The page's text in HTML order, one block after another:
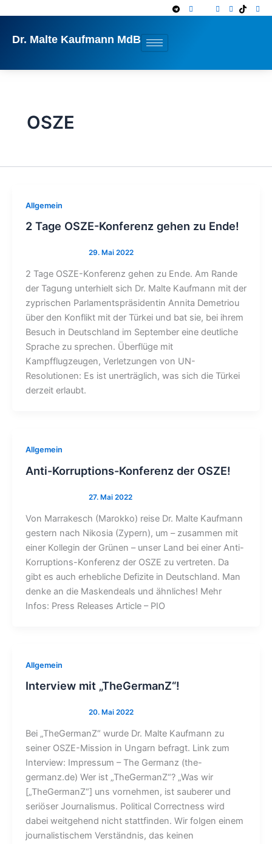
springen
Dr. Malte Kaufmann MdB
OSZE
Allgemein
2 Tage OSZE-Konferenz gehen zu Ende!
2 Tage OSZE-Konferenz gehen zu Ende. Am Rande
der Tagung unterhielt sich Dr. Malte Kaufmann mit der
zyprischen Parlamentspräsidentin Annita Demetriou
über den Konflikt mit der Türkei und bat sie, bei ihrem
Besuch in Deutschland im September eine deutliche
Sprache zu sprechen. Überflüge mit
Kampfflugzeugen, Verletzungen von UN-
Resolutionen: Es ist unerträglich, was sich die Türkei
derzeit erlaubt.
Allgemein
Anti-Korruptions-Konferenz der OSZE!
Von Marrakesch (Marokko) reise Dr. Malte Kaufmann
gestern nach Nikosia (Zypern), um – zusammen mit
einer Kollegin der Grünen – unser Land bei einer Anti-
Korruptions-Konferenz der OSZE zu vertreten. Da
gibt es auch erhebliche Defizite in Deutschland. Man
denke an die Maskendeals und ähnliches! Mehr
Infos: Press Releases Article – PIO
Allgemein
Interview mit „TheGermanZ“!
Bei „TheGermanZ“ wurde Dr. Malte Kaufmann zu
seiner OSZE-Mission in Ungarn befragt. Link zum
Interview: Impressum – The Germanz (the-
germanz.de) Wer ist „TheGermanZ“? „Was wir
[„TheGermanZ“] uns vornehmen, ist sauberer und
seriöser Journalismus. Political Correctness wird
dabei weitgehend nicht stattfinden. Wir folgen einem
journalistischem Verständnis, das keinen